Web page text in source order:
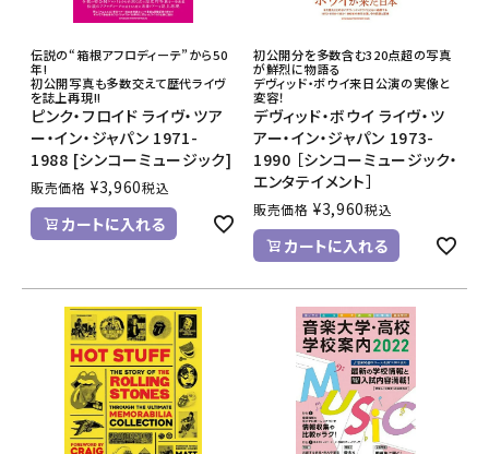
伝説の“箱根アフロディーテ”から50
年!
初公開写真も多数交えて歴代ライヴ
を誌上再現!!
ピンク・フロイド ライヴ・ツア
ー・イン・ジャパン 1971-
1988 [シンコーミュージック]
販売価格 ¥3,960税込
カートに入れる
初公開分を多数含む320点超の写真
が鮮烈に物語る
デヴィッド・ボウイ来日公演の実像と
変容！
デヴィッド・ボウイ ライヴ・ツ
アー・イン・ジャパン 1973-
1990 ［シンコーミュージック・
エンタテイメント］
販売価格 ¥3,960税込
カートに入れる